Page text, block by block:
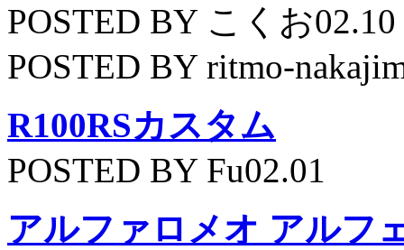
POSTED BY こくお02.10
POSTED BY ritmo-
R100RSカスタム
POSTED BY Fu02.01
アルファロメオ アルフ